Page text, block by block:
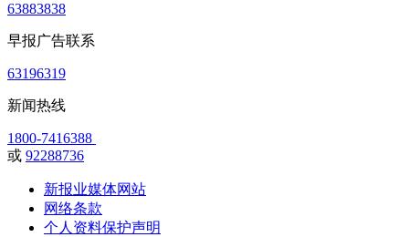
63883838
早报广告联系
63196319
新闻热线
1800-7416388
或 92288736
新报业媒体网站
网络条款
个人资料保护声明